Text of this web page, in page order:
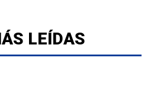
LEÍDAS